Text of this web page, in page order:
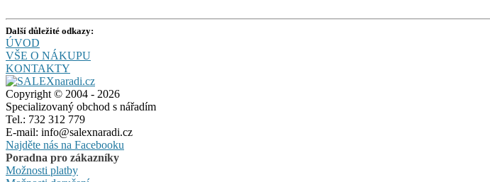
Další důležité odkazy:
ÚVOD
VŠE O NÁKUPU
KONTAKTY
Copyright © 2004 - 2026
Specializovaný obchod s nářadím
Tel.: 732 312 779
E-mail: info@salexnaradi.cz
Najděte nás na Facebooku
Poradna pro zákazníky
Možnosti platby